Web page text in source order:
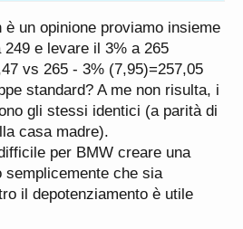
:
sono proprio dei modelli
in due punti diversi,
lo stesso picco di coppia
range, varia anche in base
un dato utile. Se guardi la
è un opinione proviamo insieme
e levare il 3% a 265
vs 265 - 3% (7,95)=257,05
standard? A me non risulta, i
gli stessi identici (a parità di
casa madre).
per BMW creare una
semplicemente che sia
il depotenziamento è utile